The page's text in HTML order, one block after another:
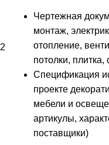
2
Чертежная
монтаж,
отопление,
потолки,
Спецификация
проекте
мебели и
артикулы,
поставщики)